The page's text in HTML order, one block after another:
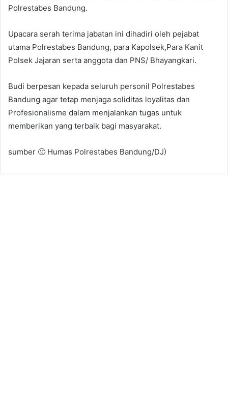
Polrestabes Bandung.
Upacara serah terima jabatan ini dihadiri oleh pejabat
utama Polrestabes Bandung, para Kapolsek,Para Kanit
Polsek Jajaran serta anggota dan PNS/ Bhayangkari.
Budi berpesan kepada seluruh personil Polrestabes
Bandung agar tetap menjaga soliditas loyalitas dan
Profesionalisme dalam menjalankan tugas untuk
memberikan yang terbaik bagi masyarakat.
sumber 🙁 Humas Polrestabes Bandung/DJ)